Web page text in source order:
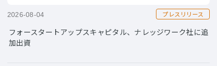
2026-08-04 プレスリリース
フォースタートアップスキャピタル、ナレッジワーク社に追
加出資